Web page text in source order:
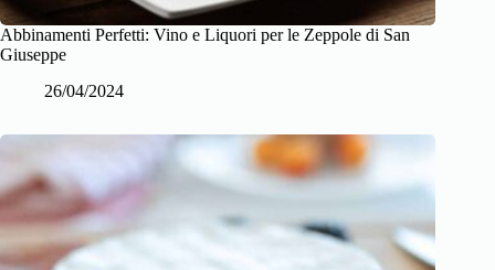
Abbinamenti Perfetti: Vino e Liquori per le Zeppole di San
Giuseppe
26/04/2024